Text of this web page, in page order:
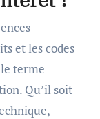
et les codes
terme
Qu’il soit